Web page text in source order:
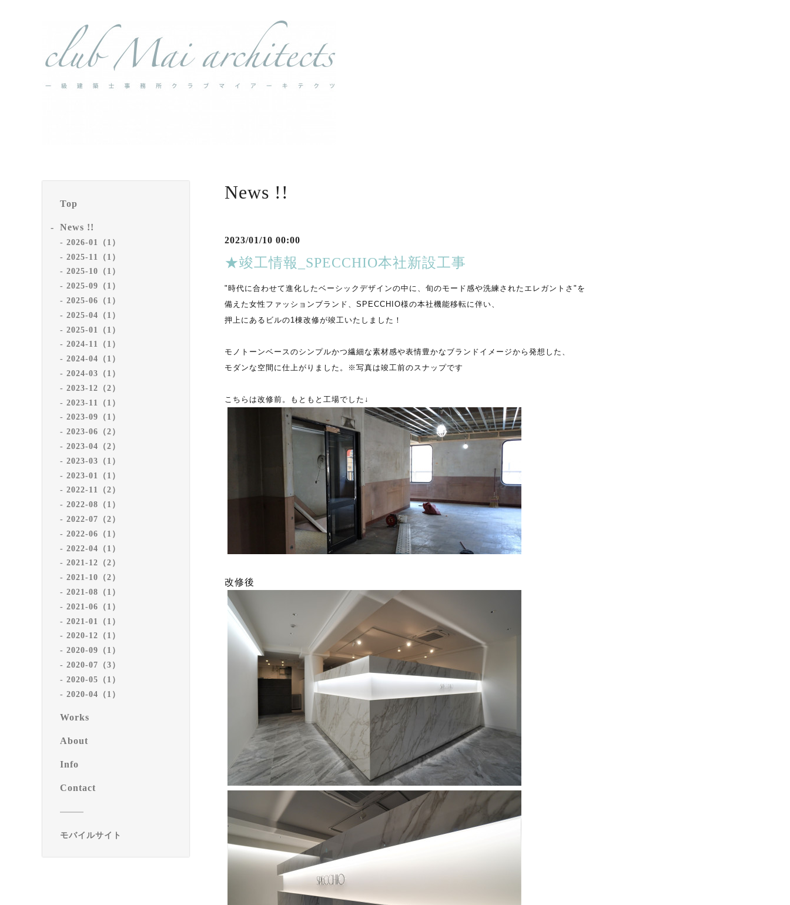
Top
News !!
2026-01（1）
2025-11（1）
2025-10（1）
2025-09（1）
2025-06（1）
2025-04（1）
2025-01（1）
2024-11（1）
2024-04（1）
2024-03（1）
2023-12（2）
2023-11（1）
2023-09（1）
2023-06（2）
2023-04（2）
2023-03（1）
2023-01（1）
2022-11（2）
2022-08（1）
2022-07（2）
2022-06（1）
2022-04（1）
2021-12（2）
2021-10（2）
2021-08（1）
2021-06（1）
2021-01（1）
2020-12（1）
2020-09（1）
2020-07（3）
2020-05（1）
2020-04（1）
Works
About
Info
Contact
モバイルサイト
News !!
2023/01/10 00:00
★竣工情報_SPECCHIO本社新設工事
"時代に合わせて進化したベーシックデザインの中に、旬のモード感や洗練されたエレガントさ"を
備えた女性ファッションブランド、SPECCHIO様の本社機能移転に伴い、
押上にあるビルの1棟改修が竣工いたしました！
モノトーンベースのシンプルかつ繊細な素材感や表情豊かなブランドイメージから発想した、
モダンな空間に仕上がりました。※写真は竣工前のスナップです
こちらは改修前。もともと工場でした↓
改修後